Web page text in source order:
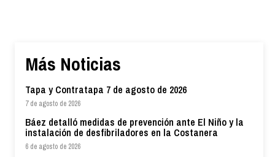
Más Noticias
Tapa y Contratapa 7 de agosto de 2026
7 de agosto de 2026
Báez detalló medidas de prevención ante El Niño y la
instalación de desfibriladores en la Costanera
6 de agosto de 2026